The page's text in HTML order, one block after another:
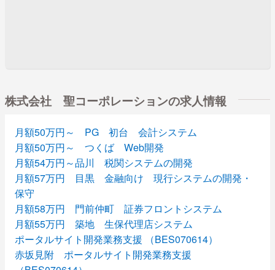
株式会社 聖コーポレーションの求人情報
月額50万円～ PG 初台 会計システム
月額50万円～ つくば Web開発
月額54万円～品川 税関システムの開発
月額57万円 目黒 金融向け 現行システムの開発・
保守
月額58万円 門前仲町 証券フロントシステム
月額55万円 築地 生保代理店システム
ポータルサイト開発業務支援 （BES070614）
赤坂見附 ポータルサイト開発業務支援